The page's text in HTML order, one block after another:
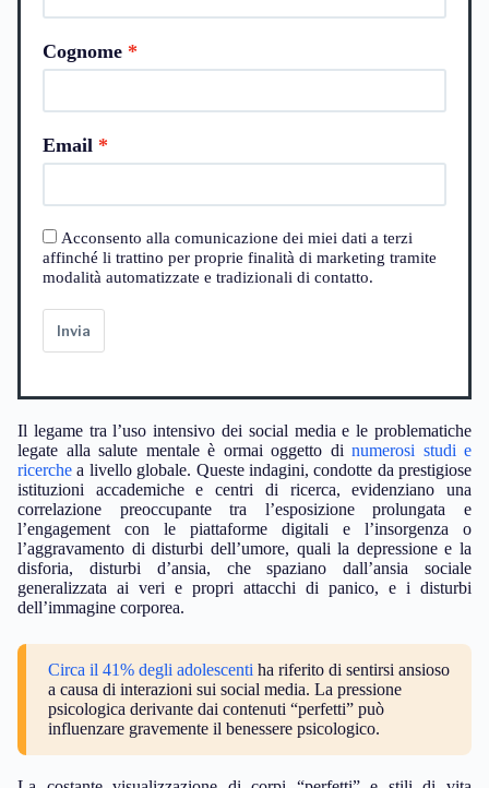
Cognome
Email
Acconsento alla comunicazione dei miei dati a terzi
affinché li trattino per proprie finalità di marketing tramite
modalità automatizzate e tradizionali di contatto.
Invia
Il legame tra l’uso intensivo dei social media e le problematiche
legate alla salute mentale è ormai oggetto di numerosi studi e
ricerche a livello globale. Queste indagini, condotte da prestigiose
istituzioni accademiche e centri di ricerca, evidenziano una
correlazione preoccupante tra l’esposizione prolungata e
l’engagement con le piattaforme digitali e l’insorgenza o
l’aggravamento di disturbi dell’umore, quali la depressione e la
disforia, disturbi d’ansia, che spaziano dall’ansia sociale
generalizzata ai veri e propri attacchi di panico, e i disturbi
dell’immagine corporea.
Circa il 41% degli adolescenti ha riferito di sentirsi ansioso
a causa di interazioni sui social media. La pressione
psicologica derivante dai contenuti “perfetti” può
influenzare gravemente il benessere psicologico.